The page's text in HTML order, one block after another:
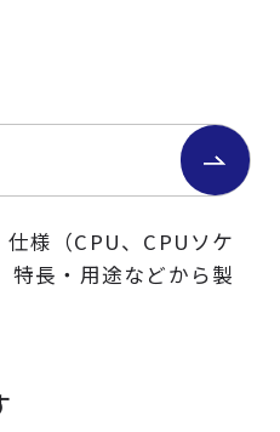
様（CPU、CPUソケ
特長・用途などから製